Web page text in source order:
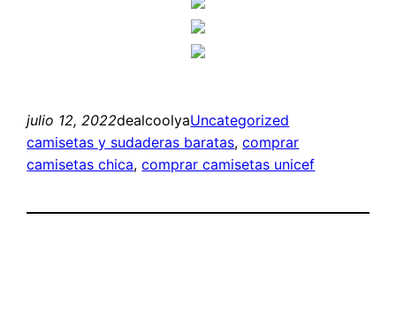
julio 12, 2022dealcoolyaUncategorized
camisetas y sudaderas baratas, comprar
camisetas chica, comprar camisetas unicef